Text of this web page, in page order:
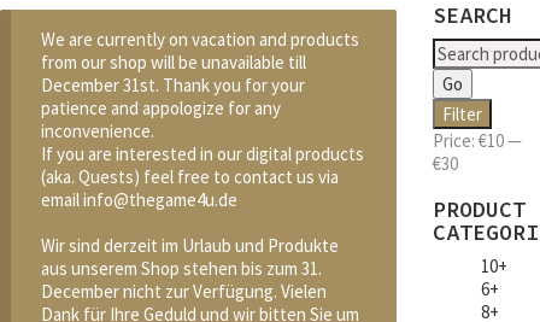
We are currently on vacation and products
from our shop will be unavailable till
December 31st. Thank you for your
patience and appologize for any
inconvenience.
If you are interested in our digital products
(aka. Quests) feel free to contact us via
email info@thegame4u.de
Wir sind derzeit im Urlaub und Produkte
aus unserem Shop stehen bis zum 31.
December nicht zur Verfügung. Vielen
Dank für Ihre Geduld und wir bitten Sie um
SEARCH
Search
for:
Go
Min
price
Max
price
Filter
Price: €10—
€30
PRODUCT
10+
6+
8+